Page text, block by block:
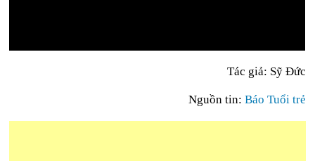
Tác giả: Sỹ Đức
Nguồn tin: Báo Tuổi trẻ